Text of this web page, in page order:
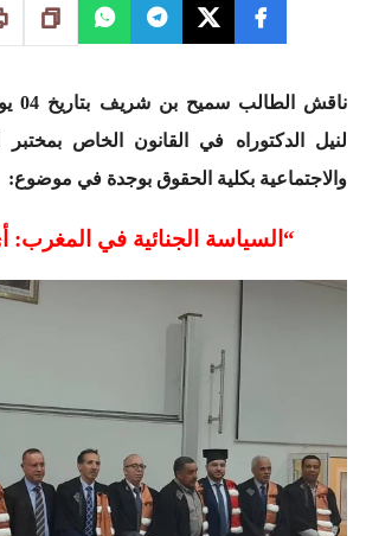
لنيل الدكتوراه في القانون الخاص بمختبر
والاجتماعية بكلية الحقوق بوجدة في موضوع:
“السياسة الجنائية في المغرب: